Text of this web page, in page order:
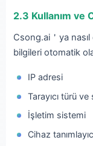
2.3 Kullanım ve
Csong.ai＇ya nasıl
bilgileri otomatik
IP adresi
Tarayıcı türü
İşletim sistemi
Cihaz